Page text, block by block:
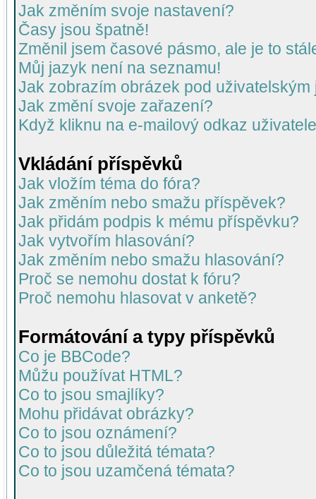
Jak změním svoje nastavení?
Časy jsou špatně!
Změnil jsem časové pásmo, ale je to
Můj jazyk není na seznamu!
Jak zobrazím obrázek pod uživatelským
Jak změní svoje zařazení?
Když kliknu na e-mailový odkaz
Vkládání příspěvků
Jak vložím téma do fóra?
Jak změním nebo smažu příspěvek?
Jak přidám podpis k mému příspěvku?
Jak vytvořím hlasování?
Jak změním nebo smažu hlasování?
Proč se nemohu dostat k fóru?
Proč nemohu hlasovat v anketě?
Formátování a typy příspěvků
Co je BBCode?
Můžu používat HTML?
Co to jsou smajlíky?
Mohu přidávat obrázky?
Co to jsou oznámení?
Co to jsou důležitá témata?
Co to jsou uzamčená témata?